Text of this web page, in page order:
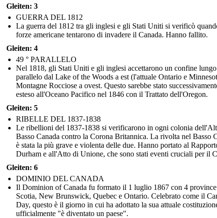
Gleiten: 3
GUERRA DEL 1812
La guerra del 1812 tra gli inglesi e gli Stati Uniti si verificò
forze americane tentarono di invadere il Canada. Hanno fallito.
Gleiten: 4
49 ° PARALLELO
Nel 1818, gli Stati Uniti e gli inglesi accettarono un confine
parallelo dal Lake of the Woods a est (l'attuale Ontario e
Montagne Rocciose a ovest. Questo sarebbe stato
esteso all'Oceano Pacifico nel 1846 con il Trattato dell'Oregon.
Gleiten: 5
RIBELLE DEL 1837-1838
Le ribellioni del 1837-1838 si verificarono in ogni colonia
Basso Canada contro la Corona Britannica. La rivolta nel Basso
è stata la più grave e violenta delle due. Hanno portato al
Durham e all'Atto di Unione, che sono stati eventi cruciali per il
Gleiten: 6
DOMINIO DEL CANADA
Il Dominion of Canada fu formato il 1 luglio 1867 con 4
Scotia, New Brunswick, Quebec e Ontario. Celebrato come il
Day, questo è il giorno in cui ha adottato la sua attuale
ufficialmente "è diventato un paese".